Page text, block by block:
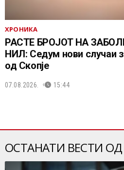
ХРОНИКА
РАСТЕ БРОЈОТ НА
НИЛ: Седум нови случаи
од Скопје
07.08.2026. 15:44
ОСТАНАТИ ВЕСТИ ОД